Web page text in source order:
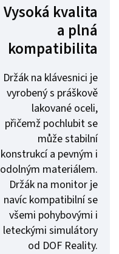
Vysoká kvalita
a plná
kompatibilita
Držák na klávesnici je
vyrobený s práškově
lakované oceli,
přičemž pochlubit se
může stabilní
konstrukcí a pevným i
odolným materiálem.
Držák na monitor je
navíc kompatibilní se
všemi pohybovými i
leteckými simulátory
od DOF Reality.